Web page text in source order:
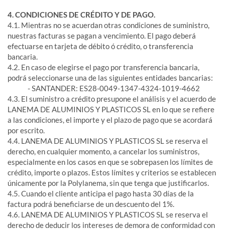
4. CONDICIONES DE CRÉDITO Y DE PAGO.
4.1. Mientras no se acuerdan otras condiciones de suministro,
nuestras facturas se pagan a vencimiento. El pago deberá
efectuarse en tarjeta de débito ó crédito, o transferencia
bancaria.
4.2. En caso de elegirse el pago por transferencia bancaria,
podrá seleccionarse una de las siguientes entidades bancarias:
- SANTANDER: ES28-0049-1347-4324-1019-4662
4.3. El suministro a crédito presupone el análisis y el acuerdo de
LANEMA DE ALUMINIOS Y PLASTICOS SL en lo que se refiere
a las condiciones, el importe y el plazo de pago que se acordará
por escrito.
4.4. LANEMA DE ALUMINIOS Y PLASTICOS SL se reserva el
derecho, en cualquier momento, a cancelar los suministros,
especialmente en los casos en que se sobrepasen los límites de
crédito, importe o plazos. Estos límites y criterios se establecen
únicamente por la Polylanema, sin que tenga que justificarlos.
4.5. Cuando el cliente anticipa el pago hasta 30 días de la
factura podrá beneficiarse de un descuento del 1%.
4.6. LANEMA DE ALUMINIOS Y PLASTICOS SL se reserva el
derecho de deducir los intereses de demora de conformidad con